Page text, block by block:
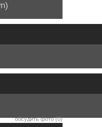
обсудить фото (0)